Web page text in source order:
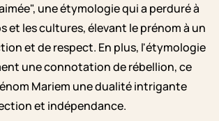
une étymologie qui a perduré à
et les cultures, élevant le prénom à un
et de respect. En plus, l'étymologie
une connotation de rébellion, ce
Mariem une dualité intrigante
et indépendance.